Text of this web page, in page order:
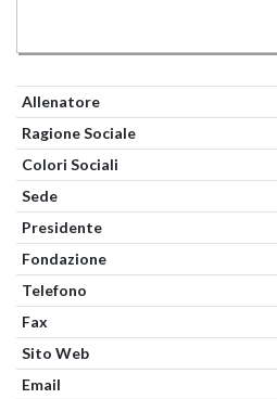
Allenatore
Ragione Sociale
Colori Sociali
Sede
Presidente
Fondazione
Telefono
Fax
Sito Web
Email